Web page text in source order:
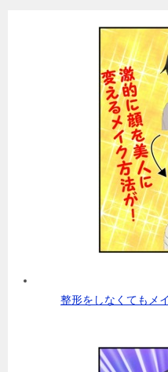
整形をしなくてもメ